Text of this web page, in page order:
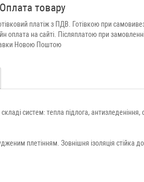
Оплата товару
платіж з ПДВ. Готівкою при
оплата на сайті. Післяплатою при
Новою Поштою
систем: тепла підлога,
плетінням. Зовнішня ізоляція стійка